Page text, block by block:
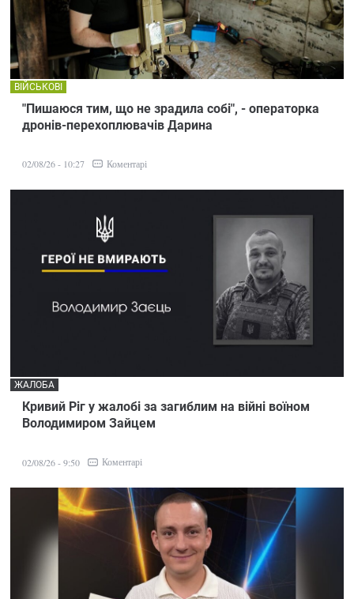
"Пишаюся тим, що не зрадила собі", - операторка
дронів-перехоплювачів Дарина
ВІЙСЬКОВІ
02/08/26 - 10:27 Коментарі
Кривий Ріг у жалобі за загиблим на війні воїном
Володимиром Зайцем
ЖАЛОБА
02/08/26 - 9:50 Коментарі